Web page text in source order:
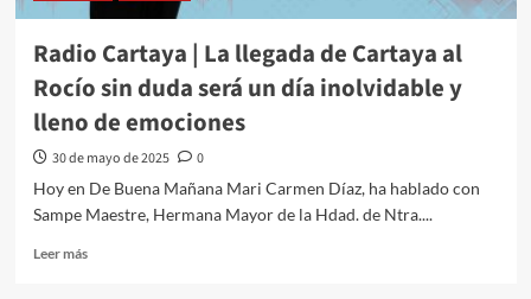
Radio Cartaya | La llegada de Cartaya al
Rocío sin duda será un día inolvidable y
lleno de emociones
30 de mayo de 2025
0
Hoy en De Buena Mañana Mari Carmen Díaz, ha hablado con
Sampe Maestre, Hermana Mayor de la Hdad. de Ntra....
Leer más